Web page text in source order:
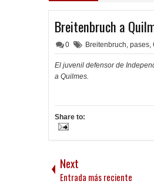
Breitenbruch a
0 Breitenbruch, pases,
El juvenil defensor de
a Quilmes.
Share to:
Next
Entrada más reciente